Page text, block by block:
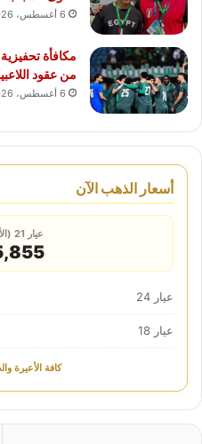
6 أغسطس، 2026
من عقود
6 أغسطس، 2026
أسعار الذهب الآن
عيار 21 (الأكثر مبيعاً)
5,855
عيار 24
عيار 18
كافة الأعيرة